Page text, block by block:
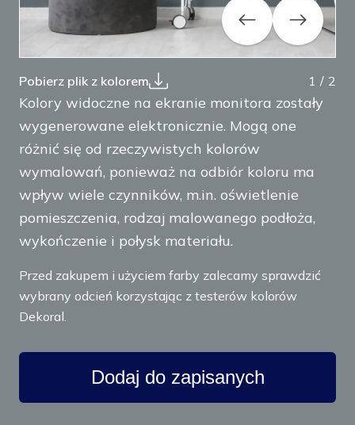
Previous Next
Pobierz plik z kolorem 1 / 2
Kolory widoczne na ekranie monitora zostały
wygenerowane elektronicznie. Mogą one
różnić się od rzeczywistych kolorów
wymalowań, ponieważ na odbiór koloru ma
wpływ wiele czynników, m.in. oświetlenie
pomieszczenia, rodzaj malowanego podłoża,
wykończenie i połysk materiału.
Przed zakupem i użyciem farby zalecamy sprawdzić
wybrany odcień korzystając z testerów kolorów
Dekoral.
Dodaj do zapisanych